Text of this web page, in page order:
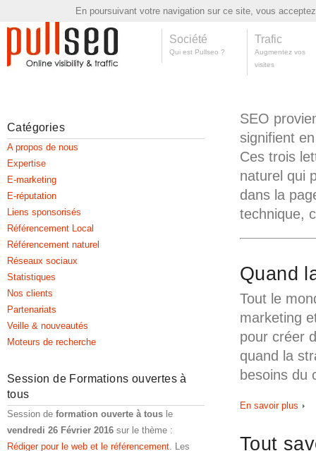
Société
Qui est Pullseo ?
Trafic
Augmentez vos
visites
SEO
signifient
Ces trois
naturel qui
dans la
technique,
Quand
Tout le
marketing
pour créer
quand la
besoins du
En savoir plus
Tout
Catégories
A propos de nous
Expertise
E-marketing
E-réputation
Liens sponsorisés
Référencement Local
Référencement naturel
Réseaux sociaux
Statistiques
Nos clients
Partenariats
Veille & nouveautés
Moteurs de recherche
Session de Formations ouvertes à
tous
Session de formation ouverte à tous le
vendredi 26 Février 2016 sur le thème :
Rédiger pour le web et le référencement. Les
En poursuivant votre navigation sur ce site, vous